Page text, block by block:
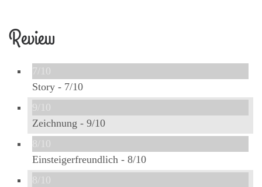
Review
7/10
Story - 7/10
9/10
Zeichnung - 9/10
8/10
Einsteigerfreundlich - 8/10
8/10